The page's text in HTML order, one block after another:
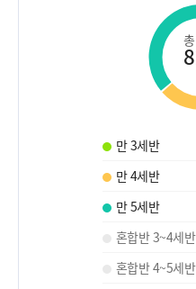
만 3세반
만 4세반
만 5세반
혼합반 3~4세반
혼합반 4~5세반